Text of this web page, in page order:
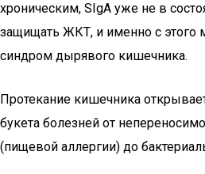
хроническим, SIgA уже не в
защищать ЖКТ, и именно с этого
синдром дырявого кишечника.
Протекание кишечника
букета болезней от
(пищевой аллергии) до